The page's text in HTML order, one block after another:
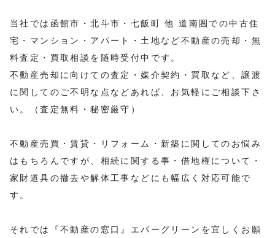
当社では函館市・北斗市・七飯町 他 道南圏での中古住
宅・マンション・アパート・土地など不動産の売却・無
料査定・買取相談を随時受付中です。
不動産売却に向けての査定・媒介契約・買取など、譲渡
に関してのご不明な点などあれば、お気軽にご相談下さ
い。（査定無料・秘密厳守）
不動産売買・賃貸・リフォーム・新築に関してのお悩み
はもちろんですが、相続に関する事・借地権について・
家財道具の撤去や解体工事などにも幅広く対応可能で
す。
それでは『不動産の窓口』エバーグリーンを宜しくお願